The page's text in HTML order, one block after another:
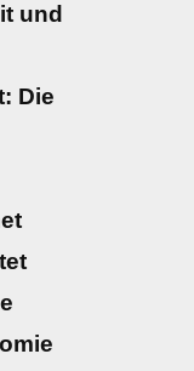
und
Die